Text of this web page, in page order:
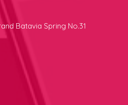
Batavia Spring No.31